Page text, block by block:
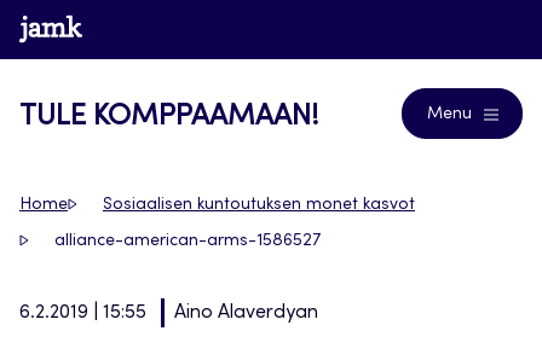
Siirry
suoraan
www.jamk.fi
TULE KOMPPAAMAAN! Menu
Home Sosiaalisen kuntoutuksen monet kasvot
alliance-american-arms-1586527
6.2.2019 | 15:55 Aino Alaverdyan